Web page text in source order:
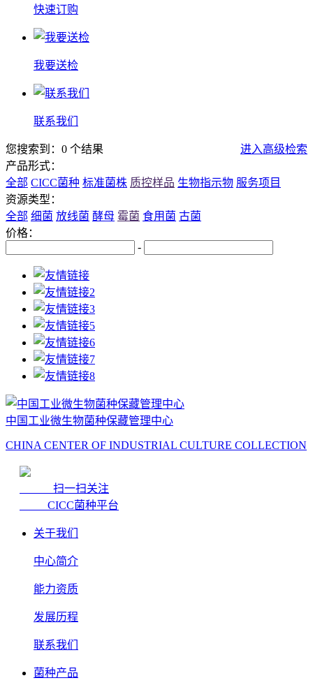
快速订购
我要送检
联系我们
您搜索到：0 个结果
进入高级检索
产品形式：
全部 CICC菌种 标准菌株 质控样品 生物指示物 服务项目
资源类型：
全部 细菌 放线菌 酵母 霉菌 食用菌 古菌
价格：
-
中国工业微生物菌种保藏管理中心
CHINA CENTER OF INDUSTRIAL CULTURE COLLECTION
扫一扫关注
CICC菌种平台
关于我们
中心简介
能力资质
发展历程
联系我们
菌种产品